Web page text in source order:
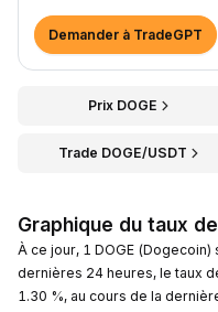
Demander à TradeGPT
Prix DOGE
Trade DOGE/USDT
Graphique du taux
À ce jour, 1 DOGE
dernières 24 heures, le taux
1.30 %, au cours de la